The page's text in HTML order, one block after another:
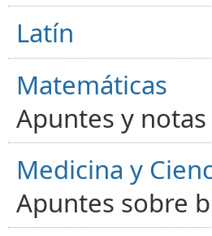
Latín
Matemáticas
Apuntes y
Medicina y
Apuntes sobre